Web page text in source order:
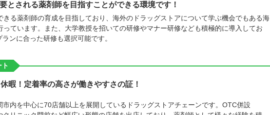
とされる薬剤師を目指すことができる環境です！
る薬剤師の育成を目指しており、海外のドラッグストアについて学ぶ機会でもある海
ています。また、大学教授を招いての研修やマナー研修なども積極的に導入してお
ンに合った研修も選択可能です。
暇！定着率の高さが働きやすさの証！
市内を中心に70店舗以上を展開しているドラッグストアチェーンです。OTC併設